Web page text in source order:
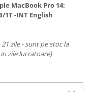
MacBook Pro 14:
1T -INT English
zile - sunt pe stoc la
zile lucratoare)